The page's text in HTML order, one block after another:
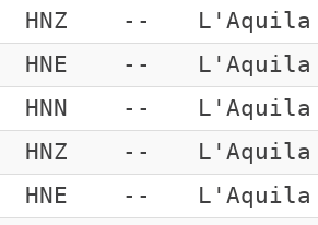
HNZ --
HNE --
HNN --
HNZ --
HNE --